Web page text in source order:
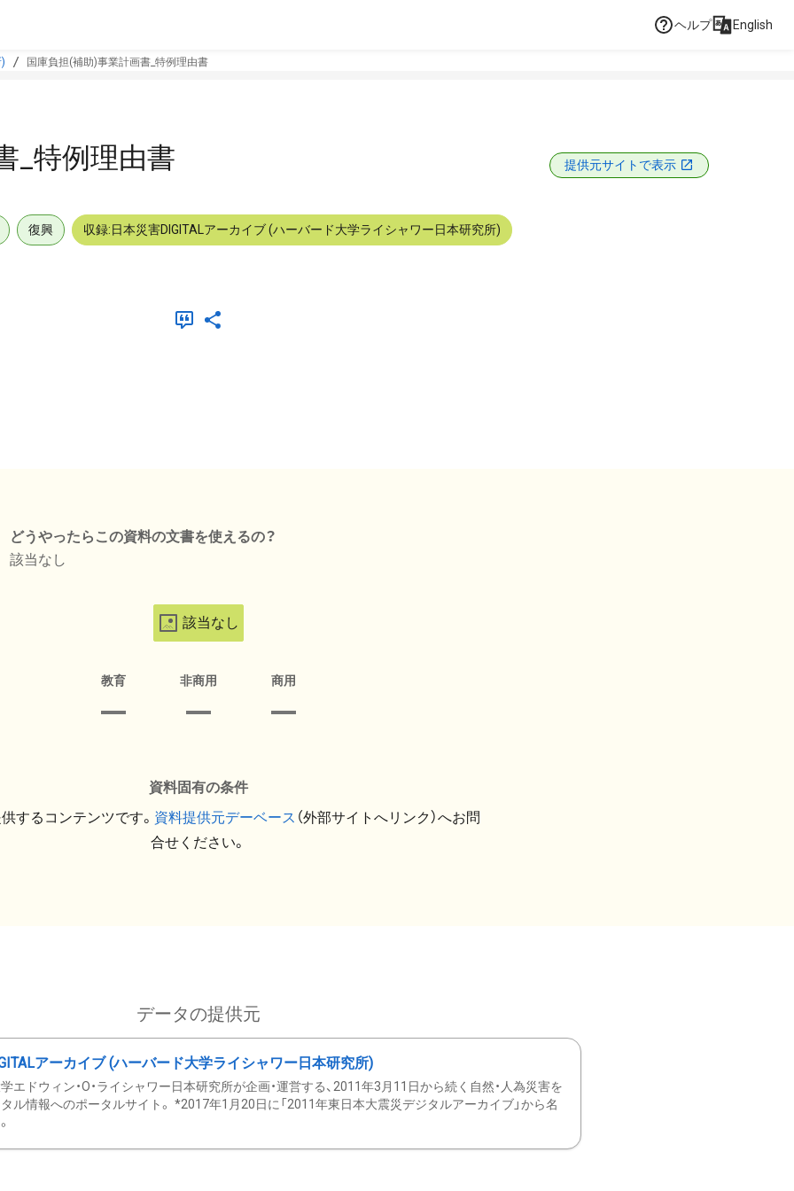
ヘルプ English
国庫負担(補助)事業計画書_特例理由書
_特例理由書 提供元サイトで表示
復興 収録:日本災害DIGITALアーカイブ (ハーバード大学ライシャワー日本研究所)
どうやったらこの資料の文書を使えるの？
該当なし
該当なし
教育 非商用 商用
資料固有の条件
するコンテンツです。 資料提供元デーベース （外部サイトへリンク）へお問
合せください。
データの提供元
アーカイブ (ハーバード大学ライシャワー日本研究所)
エドウィン・O・ライシャワー日本研究所が企画・運営する、2011年3月11日から続く自然・人為災害を
ル情報へのポータルサイト。 *2017年1月20日に「2011年東日本大震災デジタルアーカイブ」から名